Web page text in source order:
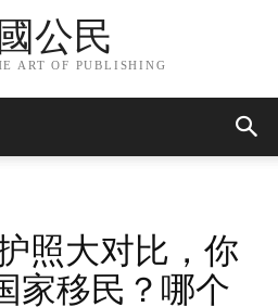
公民
ART OF PUBLISHING
照大对比，你
家移民？哪个